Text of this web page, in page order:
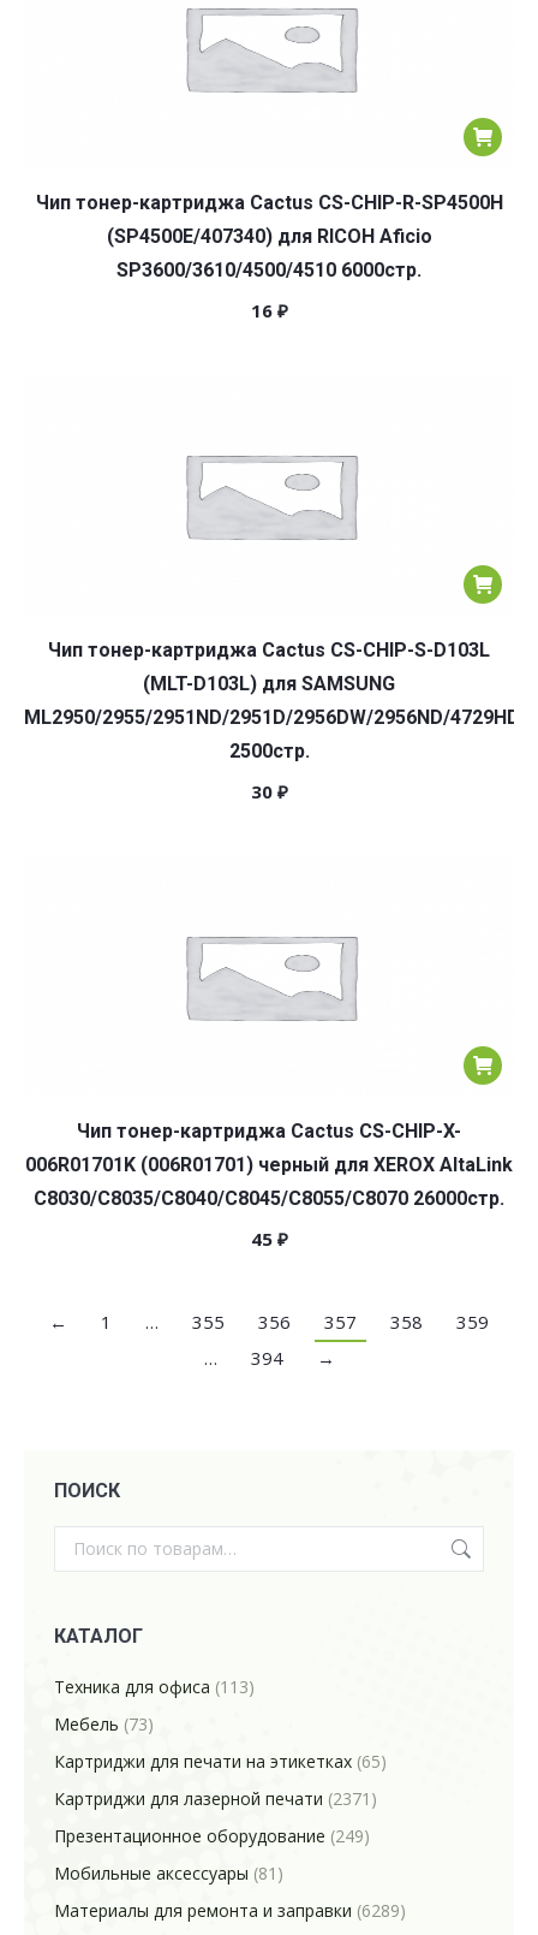
Чип тонер-картриджа Cactus CS-CHIP-R-SP4500H
(SP4500E/407340) для RICOH Aficio
SP3600/3610/4500/4510 6000стр.
16 ₽
Чип тонер-картриджа Cactus CS-CHIP-S-D103L
(MLT-D103L) для SAMSUNG
ML2950/2955/2951ND/2951D/2956DW/2956ND/4729HD/
2500стр.
30 ₽
Чип тонер-картриджа Cactus CS-CHIP-X-
006R01701K (006R01701) черный для XEROX AltaLink
C8030/C8035/C8040/C8045/C8055/C8070 26000стр.
45 ₽
← 1 … 355 356 357 358
359
…
394 →
ПОИСК
КАТАЛОГ
Техника для офиса (113)
Мебель (73)
Картриджи для печати на этикетках (65)
Картриджи для лазерной печати (2371)
Презентационное оборудование (249)
Мобильные аксессуары (81)
Материалы для ремонта и заправки (6289)